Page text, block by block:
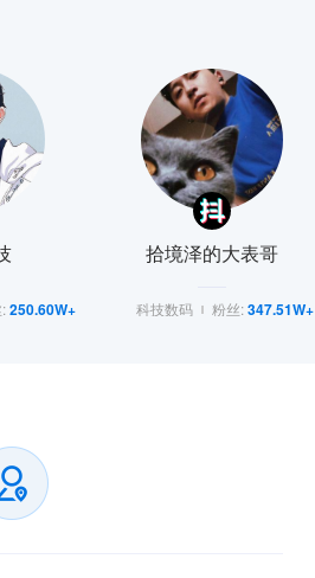
250.60W+
拾境泽的大表哥
科技数码 粉丝:347.51W+